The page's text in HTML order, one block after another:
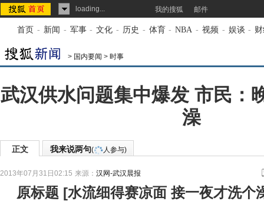
loading... 我的搜狐 邮件
首页 - 新闻 - 军事 - 文化 - 历史 - 体育 - NBA - 视频 - 娱谈 -
> 国内要闻 > 时事
武汉供水问题集中爆发 市民：
澡
正文 我来说两句( 人参与)
2013年07月31日02:15 来源： 汉网-武汉晨报
原标题 [水流细得赛凉面 接一夜才洗个